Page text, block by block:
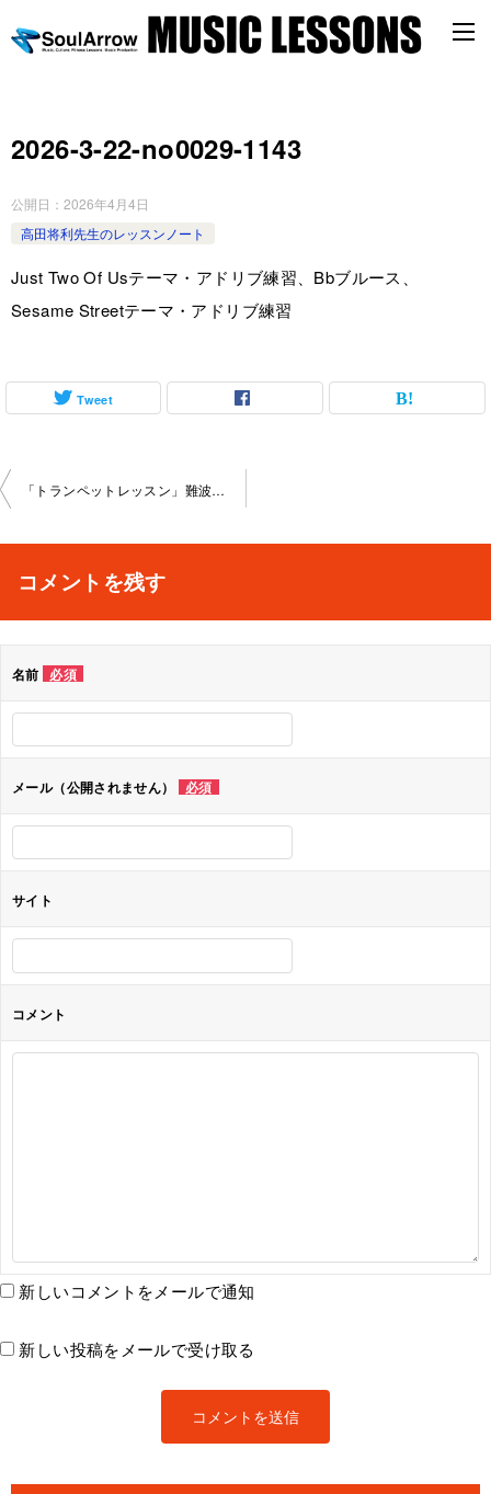
2026-3-22-no0029-1143
公開日： 2026年4月4日
高田将利先生のレッスンノート
Just Two Of Usテーマ・アドリブ練習、Bbブルース、
Sesame Streetテーマ・アドリブ練習
Tweet
投
ビ
シ
ョ
ン
「トランペットレッスン」難波教室2026-3-15-no0029-1143
コメントを残す
名前 必須
メール（公開されません） 必須
サイト
コメント
新しいコメントをメールで通知
新しい投稿をメールで受け取る